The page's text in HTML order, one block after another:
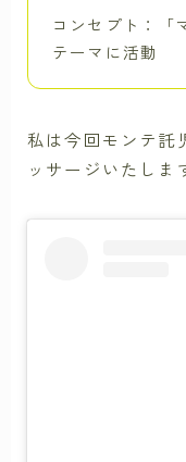
コンセプト：「
テーマに活動
私は今回モンテ託
ッサージいたし